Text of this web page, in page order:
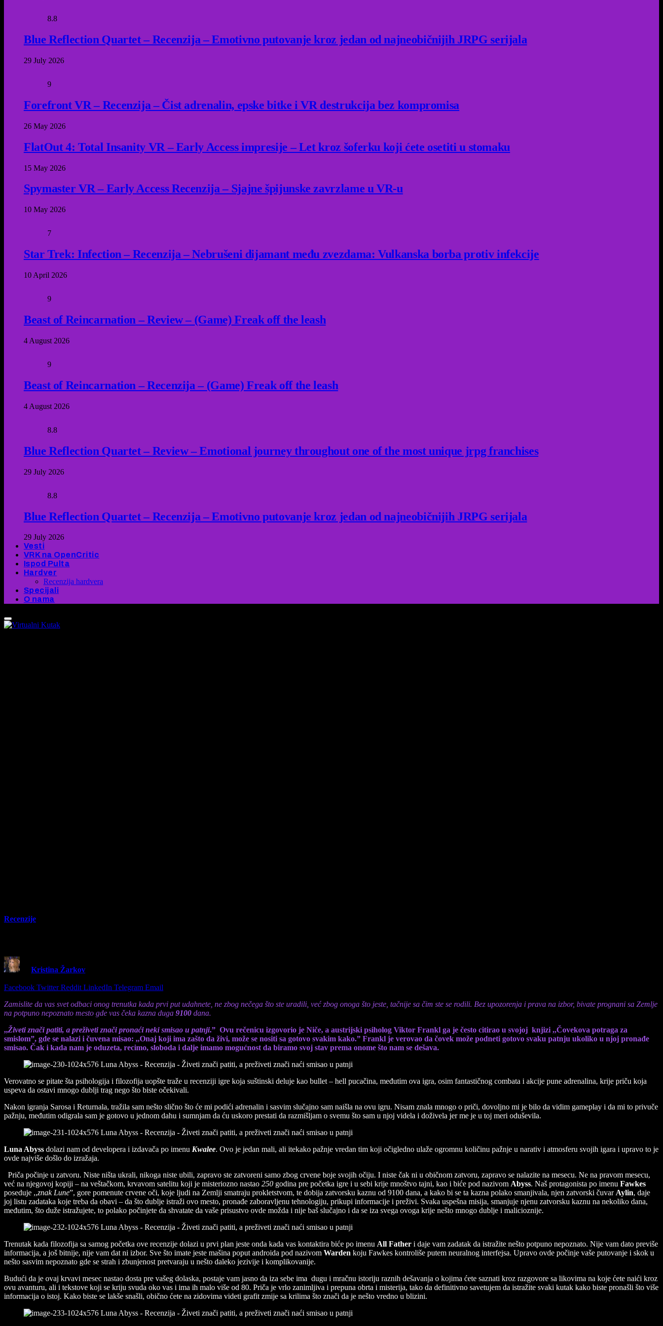
8.8
Blue Reflection Quartet – Recenzija – Emotivno putovanje kroz jedan od najneobičnijih JRPG serijala
29 July 2026
9
Forefront VR – Recenzija – Čist adrenalin, epske bitke i VR destrukcija bez kompromisa
26 May 2026
FlatOut 4: Total Insanity VR – Early Access impresije – Let kroz šoferku koji ćete osetiti u stomaku
15 May 2026
Spymaster VR – Early Access Recenzija – Sjajne špijunske zavrzlame u VR-u
10 May 2026
7
Star Trek: Infection – Recenzija – Nebrušeni dijamant među zvezdama: Vulkanska borba protiv infekcije
10 April 2026
9
Beast of Reincarnation – Review – (Game) Freak off the leash
4 August 2026
9
Beast of Reincarnation – Recenzija – (Game) Freak off the leash
4 August 2026
8.8
Blue Reflection Quartet – Review – Emotional journey throughout one of the most unique jrpg franchises
29 July 2026
8.8
Blue Reflection Quartet – Recenzija – Emotivno putovanje kroz jedan od najneobičnijih JRPG serijala
29 July 2026
Vesti
VRK na OpenCritic
Ispod Pulta
Hardver
Recenzija hardvera
Specijali
O nama
Recenzije
Kristina Žarkov
Facebook Twitter Reddit LinkedIn Telegram Email
Zamislite da vas svet odbaci onog trenutka kada prvi put udahnete, ne zbog nečega što ste uradili, već zbog onoga što jeste, tačnije sa čim ste se rodili. Bez upozorenja i prava na izbor, bivate prognani sa Zemlje
na potpuno nepoznato mesto gde vas čeka kazna duga 9100 dana.
,,Živeti znači patiti, a preživeti znači pronaći neki smisao u patnji.” Ovu rečenicu izgovorio je Niče, a austrijski psiholog Viktor Frankl ga je često citirao u svojoj knjizi ,,Čovekova potraga za
smislom”, gde se nalazi i čuvena misao: ,,Onaj koji ima zašto da živi, može se nositi sa gotovo svakim kako.” Frankl je verovao da čovek može podneti gotovo svaku patnju ukoliko u njoj pronađe
smisao. Čak i kada nam je oduzeta, recimo, sloboda i dalje imamo mogućnost da biramo svoj stav prema onome što nam se dešava.
Verovatno se pitate šta psihologija i filozofija uopšte traže u recenziji igre koja suštinski deluje kao bullet – hell pucačina, međutim ova igra, osim fantastičnog combata i akcije pune adrenalina, krije priču koja
uspeva da ostavi mnogo dublji trag nego što biste očekivali.
Nakon igranja Sarosa i Returnala, tražila sam nešto slično što će mi podići adrenalin i sasvim slučajno sam naišla na ovu igru. Nisam znala mnogo o priči, dovoljno mi je bilo da vidim gameplay i da mi to privuče
pažnju, međutim odigrala sam je gotovo u jednom dahu i sumnjam da ću uskoro prestati da razmišljam o svemu što sam u njoj videla i doživela jer me je u toj meri oduševila.
Luna Abyss dolazi nam od developera i izdavača po imenu Kwalee. Ovo je jedan mali, ali itekako pažnje vredan tim koji očigledno ulaže ogromnu količinu pažnje u narativ i atmosferu svojih igara i upravo to je
ovde najviše došlo do izražaja.
Priča počinje u zatvoru. Niste ništa ukrali, nikoga niste ubili, zapravo ste zatvoreni samo zbog crvene boje svojih očiju. I niste čak ni u običnom zatvoru, zapravo se nalazite na mesecu. Ne na pravom mesecu,
već na njegovoj kopiji – na veštačkom, krvavom satelitu koji je misteriozno nastao 250 godina pre početka igre i u sebi krije mnoštvo tajni, kao i biće pod nazivom Abyss. Naš protagonista po imenu Fawkes
poseduje ,,znak Lune”, gore pomenute crvene oči, koje ljudi na Zemlji smatraju prokletstvom, te dobija zatvorsku kaznu od 9100 dana, a kako bi se ta kazna polako smanjivala, njen zatvorski čuvar Aylin, daje
joj listu zadataka koje treba da obavi – da što dublje istraži ovo mesto, pronađe zaboravljenu tehnologiju, prikupi informacije i preživi. Svaka uspešna misija, smanjuje njenu zatvorsku kaznu na nekoliko dana,
međutim, što duže istražujete, to polako počinjete da shvatate da vaše prisustvo ovde možda i nije baš slučajno i da se iza svega ovoga krije nešto mnogo dublje i malicioznije.
Trenutak kada filozofija sa samog početka ove recenzije dolazi u prvi plan jeste onda kada vas kontaktira biće po imenu All Father i daje vam zadatak da istražite nešto potpuno nepoznato. Nije vam dato previše
informacija, a još bitnije, nije vam dat ni izbor. Sve što imate jeste mašina poput androida pod nazivom Warden koju Fawkes kontroliše putem neuralnog interfejsa. Upravo ovde počinje vaše putovanje i skok u
nešto sasvim nepoznato gde se strah i zbunjenost pretvaraju u nešto daleko jezivije i komplikovanije.
Budući da je ovaj krvavi mesec nastao dosta pre vašeg dolaska, postaje vam jasno da iza sebe ima dugu i mračnu istoriju raznih dešavanja o kojima ćete saznati kroz razgovore sa likovima na koje ćete naići kroz
ovu avanturu, ali i tekstove koji se kriju svuda oko vas i ima ih malo više od 80. Priča je vrlo zanimljiva i prepuna obrta i misterija, tako da definitivno savetujem da istražite svaki kutak kako biste pronašli što više
informacija o istoj. Kako biste se lakše snašli, obično ćete na zidovima videti grafit zmije sa krilima što znači da je nešto vredno u blizini.